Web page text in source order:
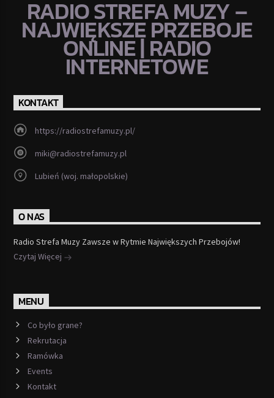
RADIO STREFA MUZY –
NAJWIĘKSZE PRZEBOJE
ONLINE | RADIO
INTERNETOWE
KONTAKT
https://radiostrefamuzy.pl/
miki@radiostrefamuzy.pl
Lubień (woj. małopolskie)
O NAS
Radio Strefa Muzy Zawsze w Rytmie Największych Przebojów!
Czytaj Więcej
MENU
Co było grane?
Rekrutacja
Ramówka
Events
Kontakt